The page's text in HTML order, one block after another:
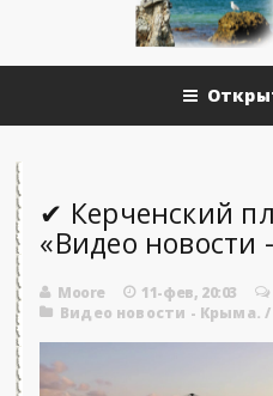
✔ Керченский
«Видео новости
Moore 11-фев, 20:03
Видео новости - Крыма./